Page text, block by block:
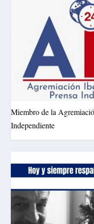
Miembro de la
Independiente